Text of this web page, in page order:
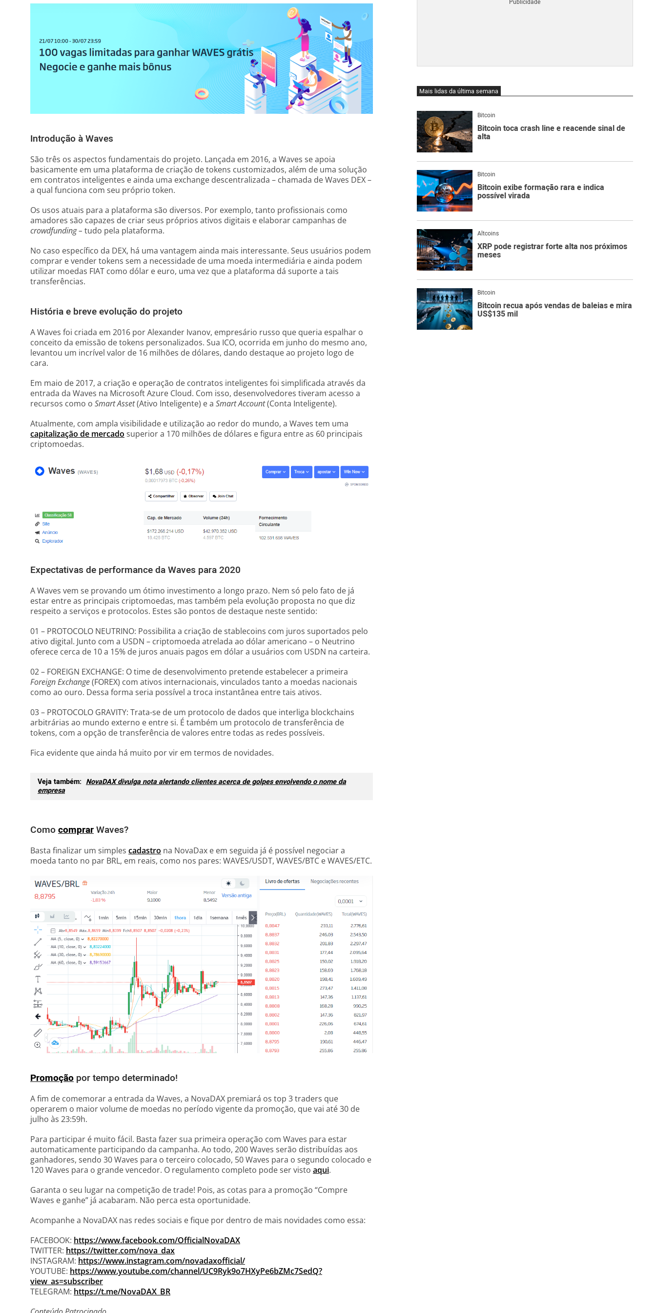
Introdução à Waves
São três os aspectos fundamentais do projeto. Lançada em 2016, a Waves se apoia
basicamente em uma plataforma de criação de tokens customizados, além de uma solução
em contratos inteligentes e ainda uma exchange descentralizada – chamada de Waves DEX –
a qual funciona com seu próprio token.
Os usos atuais para a plataforma são diversos. Por exemplo, tanto profissionais como
amadores são capazes de criar seus próprios ativos digitais e elaborar campanhas de
crowdfunding – tudo pela plataforma.
No caso específico da DEX, há uma vantagem ainda mais interessante. Seus usuários podem
comprar e vender tokens sem a necessidade de uma moeda intermediária e ainda podem
utilizar moedas FIAT como dólar e euro, uma vez que a plataforma dá suporte a tais
transferências.
História e breve evolução do projeto
A Waves foi criada em 2016 por Alexander Ivanov, empresário russo que queria espalhar o
conceito da emissão de tokens personalizados. Sua ICO, ocorrida em junho do mesmo ano,
levantou um incrível valor de 16 milhões de dólares, dando destaque ao projeto logo de
cara.
Em maio de 2017, a criação e operação de contratos inteligentes foi simplificada através da
entrada da Waves na Microsoft Azure Cloud. Com isso, desenvolvedores tiveram acesso a
recursos como o Smart Asset(Ativo Inteligente) e a Smart Account(Conta Inteligente).
Atualmente, com ampla visibilidade e utilização ao redor do mundo, a Waves tem uma
capitalização de mercado superior a 170 milhões de dólares e figura entre as 60 principais
criptomoedas.
Expectativas de performance da Waves para 2020
A Waves vem se provando um ótimo investimento a longo prazo. Nem só pelo fato de já
estar entre as principais criptomoedas, mas também pela evolução proposta no que diz
respeito a serviços e protocolos. Estes são pontos de destaque neste sentido:
01 – PROTOCOLO NEUTRINO: Possibilita a criação de stablecoins com juros suportados pelo
ativo digital. Junto com a USDN – criptomoeda atrelada ao dólar americano – o Neutrino
oferece cerca de 10 a 15% de juros anuais pagos em dólar a usuários com USDN na carteira.
02 – FOREIGN EXCHANGE: O time de desenvolvimento pretende estabelecer a primeira
Foreign Exchange(FOREX) com ativos internacionais, vinculados tanto a moedas nacionais
como ao ouro. Dessa forma seria possível a troca instantânea entre tais ativos.
03 – PROTOCOLO GRAVITY: Trata-se de um protocolo de dados que interliga blockchains
arbitrárias ao mundo externo e entre si. É também um protocolo de transferência de
tokens, com a opção de transferência de valores entre todas as redes possíveis.
Fica evidente que ainda há muito por vir em termos de novidades.
Veja também: NovaDAX divulga nota alertando clientes acerca de golpes envolvendo o nome da
empresa
ComocomprarWaves?
Basta finalizar um simples cadastro na NovaDax e em seguida já é possível negociar a
moeda tanto no par BRL, em reais, como nos pares: WAVES/USDT, WAVES/BTC e WAVES/ETC.
Promoção por tempo determinado!
A fim de comemorar a entrada da Waves, a NovaDAX premiará os top 3 traders que
operarem o maior volume de moedas no período vigente da promoção, que vai até 30 de
julho às 23:59h.
Para participar é muito fácil. Basta fazer sua primeira operação com Waves para estar
automaticamente participando da campanha. Ao todo, 200 Waves serão distribuídas aos
ganhadores, sendo 30 Waves para o terceiro colocado, 50 Waves para o segundo colocado e
120 Waves para o grande vencedor. O regulamento completo pode ser visto aqui.
Garanta o seu lugar na competição de trade! Pois, as cotas para a promoção “Compre
Waves e ganhe” já acabaram. Não perca esta oportunidade.
Acompanhe a NovaDAX nas redes sociais e fique por dentro de mais novidades como essa:
FACEBOOK: https://www.facebook.com/OfficialNovaDAX
TWITTER: https://twitter.com/nova_dax
INSTAGRAM: https://www.instagram.com/novadaxofficial/
YOUTUBE: https://www.youtube.com/channel/UC9Ryk9o7HXyPe6bZMc7SedQ?
view_as=subscriber
TELEGRAM: https://t.me/NovaDAX_BR
Mais lidas da última semana
Bitcoin
Bitcoin toca crash line e reacende sinal de
alta
Bitcoin
Bitcoin exibe formação rara e indica
possível virada
Altcoins
XRP pode registrar forte alta nos próximos
meses
Bitcoin
Bitcoin recua após vendas de baleias e mira
US$135 mil